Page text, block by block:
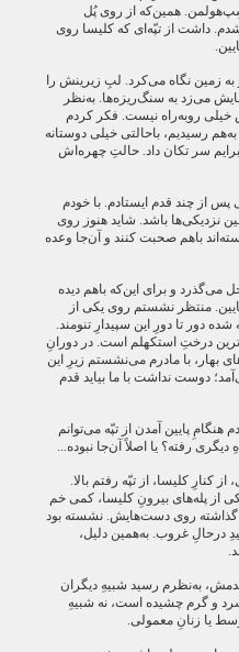
همین‌که از روی پُل
داشت از تپّه‌ای که کلیسا روی
زمین نگاه می‌کرد. لبِ زیرینش را
می‌زد به سنگ‌ریزه‌ها. به‌نظر
روبه‌راه نیست. فکر کردم
رسیدیم، باحالتی خیلی دوستانه
برایم سر تکان داد. حالتِ چهره‌اش
پس از چند قدم ایستادم. با خودم
نزدیکی‌ها باشد. شاید هنوز روی
باهم صحبت کنند و آن‌جا وعده
می‌گذرد و برای این‌که باهم دیده
منتظر نشستم روی یکی از
دور تا دورِ این سپیدارِ تنومند.
درختِ استکهلم است. در دورانِ
بهار، با مادرم می‌نشستم زیرِ این
دوست نداشت با ما بیاید قدم
هنگامِ پایین آمدن از تپّه می‌توانم
دیگری رفته؟ یا اصلاً آن‌جا نبوده...
کنارِ کلیسا، از تپّه رفتم بالا.
از پله‌های بیرونِ کلیسا، کمی خم
گذاشته روی دست‌هایش. نشسته بود
درحالِ غروب. به‌همین دلیل،
به‌نظرم رسید شبیهِ دیگران
و گرم چشیده است، نه شبیهِ
یا زنانِ معمولی.